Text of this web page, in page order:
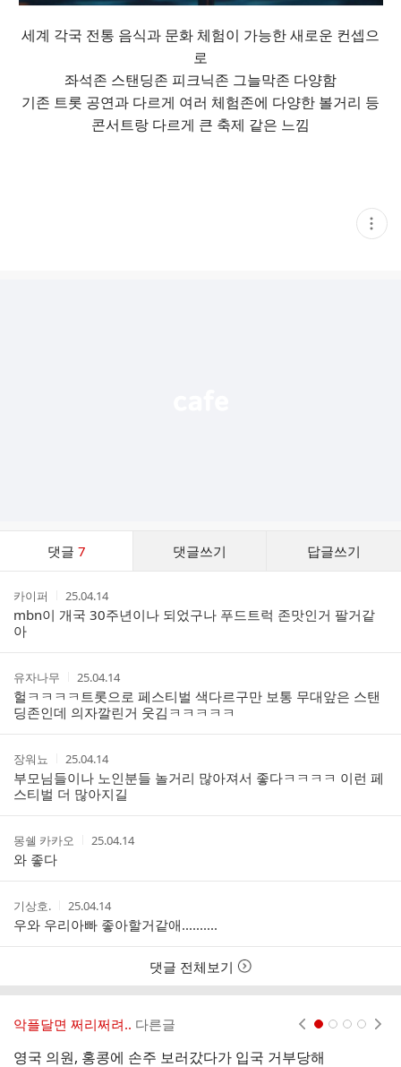
세계 각국 전통 음식과 문화 체험이 가능한 새로운 컨셉으
로
좌석존 스탠딩존 피크닉존 그늘막존 다양함
기존 트롯 공연과 다르게 여러 체험존에 다양한 볼거리 등
콘서트랑 다르게 큰 축제 같은 느낌
현
재
댓글 7 댓글쓰기 답글쓰기
트
작
성
자
카이퍼
작
성
시
25.04.14
mbn이 개국 30주년이나 되었구나 푸드트럭 존맛인거 팔거같
아
작
성
자
유자나무
작
성
시
간
25.04.14
헐ㅋㅋㅋㅋ트롯으로 페스티벌 색다르구만 보통 무대앞은 스탠
딩존인데 의자깔린거 웃김ㅋㅋㅋㅋㅋ
작
성
자
장워뇨
작
성
시
간
25.04.14
부모님들이나 노인분들 놀거리 많아져서 좋다ㅋㅋㅋㅋ 이런 페
스티벌 더 많아지길
작
성
자
몽쉘 카카오
작
간
25.04.14
와 좋다
작
성
자
기상호.
작
성
시
간
25.04.14
우와 우리아빠 좋아할거같애..........
댓글 전체보기
악플달면 쩌리쩌려.. 다른글
영국 의원, 홍콩에 손주 보러갔다가 입국 거부당해